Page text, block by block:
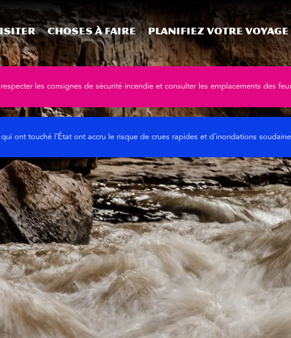
Choses à faire Planifiez votre voyage
respecter les consignes de sécurité incendie et consulter les emplacements des
qui ont touché l'État ont accru le risque de crues rapides et d'inondations